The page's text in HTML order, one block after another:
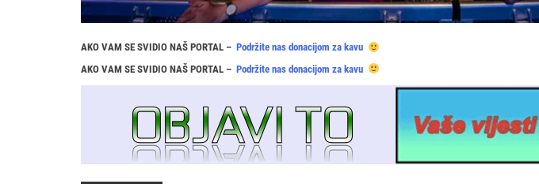
AKO VAM SE SVIDIO NAŠ PORTAL – Podržite nas donacijom za kavu
AKO VAM SE SVIDIO NAŠ PORTAL – Podržite nas donacijom za kavu